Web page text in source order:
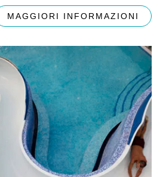
MAGGIORI INFORMAZIONI